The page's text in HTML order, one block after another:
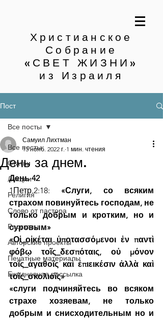
Христианское
Собрание
«СВЕТ ЖИЗНИ»
из Израиля
Пост
Все посты
Статьи
Лекции
Религия
Слово от пастора
Рассказы
Авторские проекты
Печатные материалы
Ежедневная рассылка
Все посты
День за днем.
Самуил Лихтман
13 нояб. 2022 г. 1 мин. чтения
День 42
1Петр.2:18: «Слуги, со всяким
страхом повинуйтесь господам, не
только добрым и кротким, но и
суровым»
«Οἱ_οἰκέται ὑποτασσόμενοι ἐν παντὶ
φόβῳ τοῖς_δεσπόταις, οὐ μόνον
τοῖς_ἀγαθοῖς καὶ ἐπιεικέσιν ἀλλὰ καὶ
τοῖς_σκολιοῖς»
«слуги подчиняйтесь во всяком
страхе хозяевам, не только
добрым и снисходительным но и